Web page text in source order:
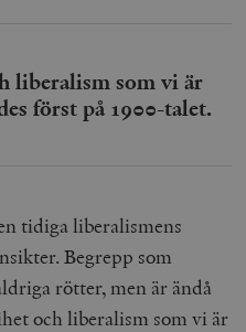
liberalism som vi är
först på 1900-talet.
tidiga liberalismens
Begrepp som
rötter, men är ändå
och liberalism som vi är